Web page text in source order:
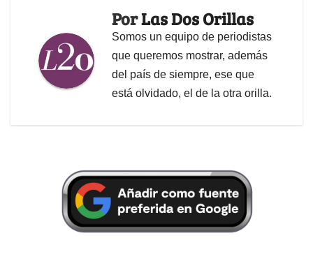
PorLas Dos Orillas
Somos un equipo de periodistas
que queremos mostrar, además
del país de siempre, ese que
está olvidado, el de la otra orilla.